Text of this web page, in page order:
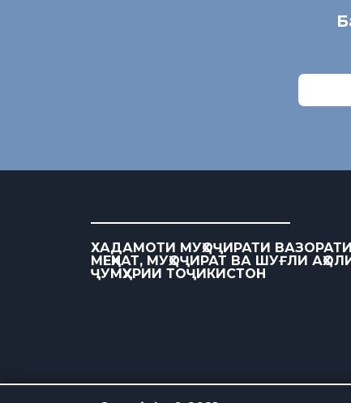
ХАДАМОТИ МУҲОҶИРАТИ ВАЗОРАТИ
МЕҲНАТ, МУҲОҶИРАТ ВА ШУҒЛИ
ҶУМҲУРИИ ТОҶИКИСТОН